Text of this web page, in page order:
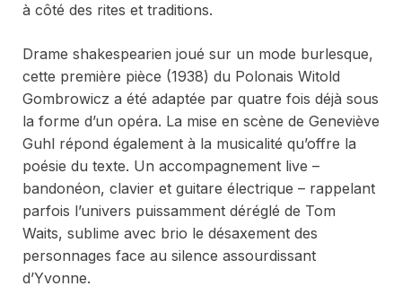
à côté des rites et traditions.
Drame shakespearien joué sur un mode burlesque,
cette première pièce (1938) du Polonais Witold
Gombrowicz a été adaptée par quatre fois déjà sous
la forme d’un opéra. La mise en scène de Geneviève
Guhl répond également à la musicalité qu’offre la
poésie du texte. Un accompagnement live –
bandonéon, clavier et guitare électrique – rappelant
parfois l’univers puissamment déréglé de Tom
Waits, sublime avec brio le désaxement des
personnages face au silence assourdissant
d’Yvonne.